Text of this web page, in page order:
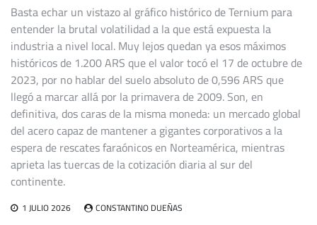
Basta echar un vistazo al gráfico histórico de Ternium para
entender la brutal volatilidad a la que está expuesta la
industria a nivel local. Muy lejos quedan ya esos máximos
históricos de 1.200 ARS que el valor tocó el 17 de octubre de
2023, por no hablar del suelo absoluto de 0,596 ARS que
llegó a marcar allá por la primavera de 2009. Son, en
definitiva, dos caras de la misma moneda: un mercado global
del acero capaz de mantener a gigantes corporativos a la
espera de rescates faraónicos en Norteamérica, mientras
aprieta las tuercas de la cotización diaria al sur del
continente.
1 JULIO 2026 CONSTANTINO DUEÑAS